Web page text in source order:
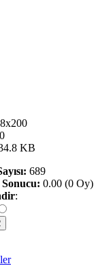
0
KB
689
0.00 (0 Oy)
: